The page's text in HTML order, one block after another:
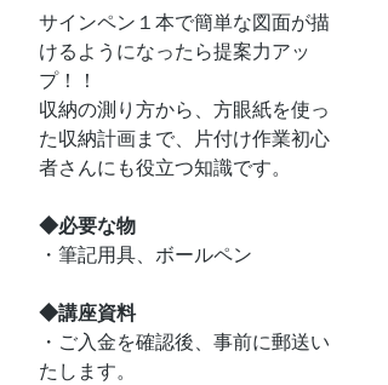
サインペン１本で簡単な図面が描
けるようになったら提案力アッ
プ！！
収納の測り方から、方眼紙を使っ
た収納計画まで、片付け作業初心
者さんにも役立つ知識です。
◆必要な物
・筆記用具、ボールペン
◆講座資料
・ご入金を確認後、事前に郵送い
たします。